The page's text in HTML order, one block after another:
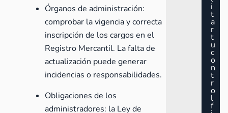
Órganos de administración:
comprobar la vigencia y correcta
inscripción de los cargos en el
Registro Mercantil. La falta de
actualización puede generar
incidencias o responsabilidades.
Obligaciones de los
administradores: la Ley de
i
t
a
r
t
u
c
o
n
t
r
o
l
f